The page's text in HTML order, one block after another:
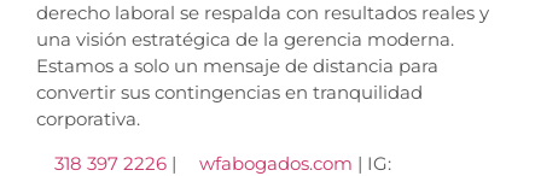
derecho laboral se respalda con resultados reales y
una visión estratégica de la gerencia moderna.
Estamos a solo un mensaje de distancia para
convertir sus contingencias en tranquilidad
corporativa.
318 397 2226 | wfabogados.com | IG: